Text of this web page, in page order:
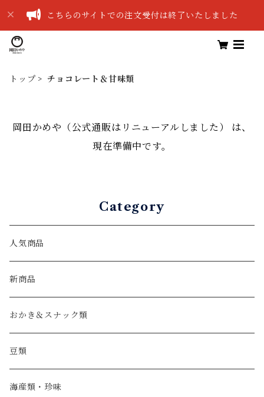
こちらのサイトでの注文受付は終了いたしました
トップ チョコレート＆甘味類
岡田かめや（公式通販はリニューアルしました） は、
現在準備中です。
Category
人気商品
新商品
おかき＆スナック類
豆類
海産類・珍味